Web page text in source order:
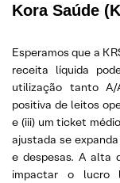
Kora Saúde
Esperamos que a
receita líquida
utilização tanto
positiva de leitos
e (iii) um ticket
ajustada se
e despesas. A alta
impactar o lucro